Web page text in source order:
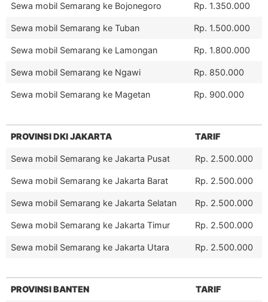
Sewa mobil Semarang ke Bojonegoro Rp. 1.350.000
Sewa mobil Semarang ke Tuban Rp. 1.500.000
Sewa mobil Semarang ke Lamongan Rp. 1.800.000
Sewa mobil Semarang ke Ngawi Rp. 850.000
Sewa mobil Semarang ke Magetan Rp. 900.000
PROVINSI DKI JAKARTA TARIF
Sewa mobil Semarang ke Jakarta Pusat Rp. 2.500.000
Sewa mobil Semarang ke Jakarta Barat Rp. 2.500.000
Sewa mobil Semarang ke Jakarta Selatan Rp. 2.500.000
Sewa mobil Semarang ke Jakarta Timur Rp. 2.500.000
Sewa mobil Semarang ke Jakarta Utara Rp. 2.500.000
PROVINSI BANTEN TARIF